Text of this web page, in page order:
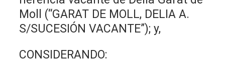
Moll (“GARAT DE MOLL, DELIA A.
S/SUCESIÓN VACANTE”); y,
CONSIDERANDO: